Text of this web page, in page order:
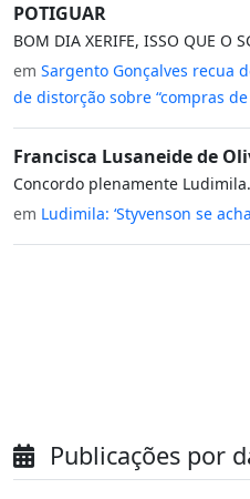
POTIGUAR
BOM DIA XERIFE, ISSO QUE O
em Sargento Gonçalves recua
de distorção sobre “compras de
Francisca Lusaneide de
Concordo plenamente Ludimila.
em Ludimila: ‘Styvenson se
Publicações por